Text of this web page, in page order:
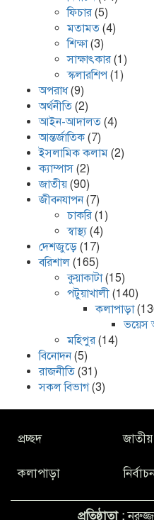
ফিচার (5)
মতামত (4)
শিক্ষা(3)
সাক্ষাৎকার (1)
স্কলারশিপ (1)
অপরাধ(9)
অর্থনীতি (2)
আইন-আদালত (4)
আন্তর্জাতিক(7)
ইসলামিক কলাম (2)
ক্যাম্পাস (2)
জাতীয়(90)
জীবনযাপন(7)
চাকরি (1)
স্বাস্থ্য (4)
দেশজুড়ে (17)
বরিশাল (165)
কুয়াকাটা(15)
পটুয়াখালী (140)
কলাপাড়া
ভয়েস
মহিপুর (14)
বিনোদন(5)
রাজনীতি (31)
সকল বিভাগ(3)
প্রচ্ছদ জাতীয়
কলাপাড়া
প্রতিষ্ঠাতা :